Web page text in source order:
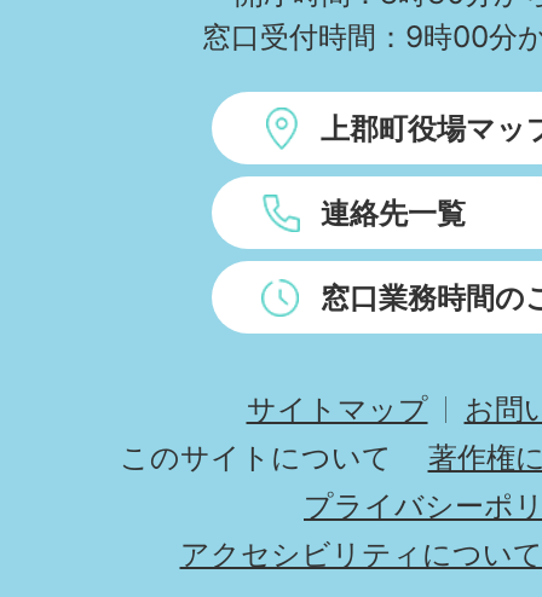
窓口受付時間：9時00分
上郡町役場マッ
連絡先一覧
窓口業務時間の
サイトマップ
お問
このサイトについて
著作権
プライバシーポ
アクセシビリティについて